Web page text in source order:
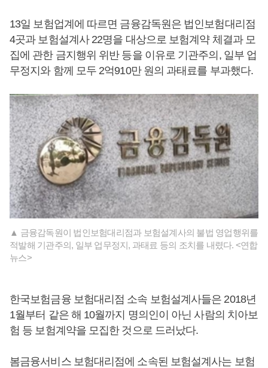
13일 보험업계에 따르면 금융감독원은 법인보험대리점
4곳과 보험설계사 22명을 대상으로 보험계약 체결과 모
집에 관한 금지행위 위반 등을 이유로 기관주의, 일부 업
무정지와 함께 모두 2억910만 원의 과태료를 부과했다.
▲ 금융감독원이 법인보험대리점과 보험설계사의 불법 영업행위를
적발해 기관주의, 일부 업무정지, 과태료 등의 조치를 내렸다. <연합
뉴스>
한국보험금융 보험대리점 소속 보험설계사들은 2018년
1월부터 같은 해 10월까지 명의인이 아닌 사람의 치아보
험 등 보험계약을 모집한 것으로 드러났다.
봄금융서비스 보험대리점에 소속된 보험설계사는 보험